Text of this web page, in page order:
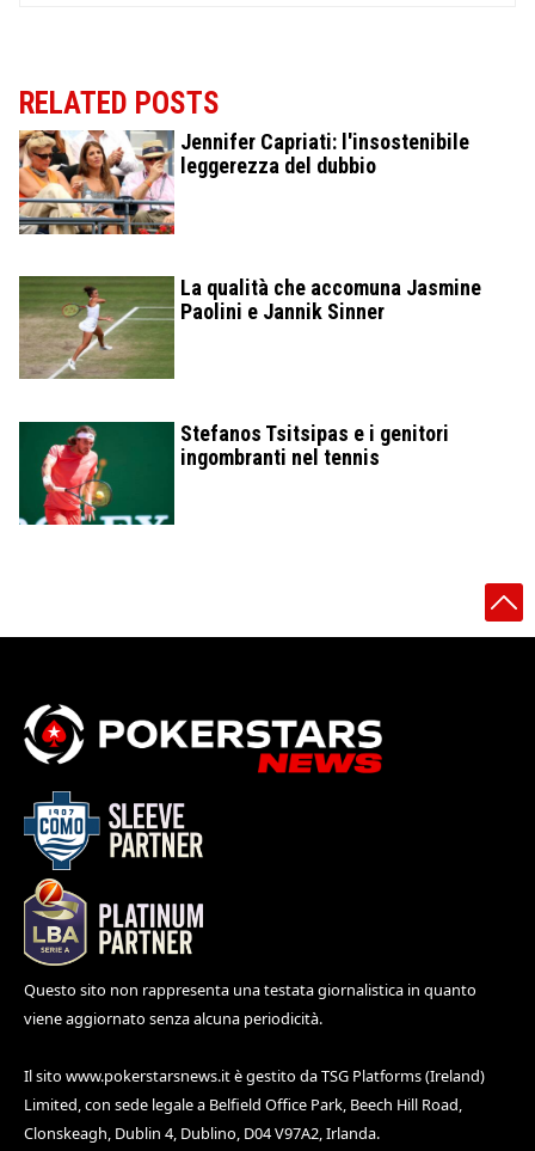
RELATED POSTS
Jennifer Capriati: l'insostenibile
leggerezza del dubbio
La qualità che accomuna Jasmine
Paolini e Jannik Sinner
Stefanos Tsitsipas e i genitori
ingombranti nel tennis
Questo sito non rappresenta una testata giornalistica in quanto
viene aggiornato senza alcuna periodicità.
Il sito www.pokerstarsnews.itè gestito da TSG Platforms (Ireland)
Limited, con sede legale a Belfield Office Park, Beech Hill Road,
Clonskeagh, Dublin 4, Dublino, D04 V97A2, Irlanda.